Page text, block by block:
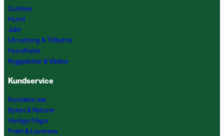
Outdoor
Hund
Jakt
Utrustning & Tillbehör
Hundfoder
Ryggsäckar & Väskor
Kundservice
Kontakta oss
Byten & Returer
Vanliga frågor
Frakt & Leverans